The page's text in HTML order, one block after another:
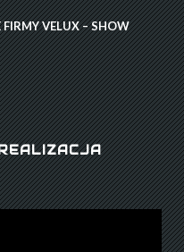
VELUX – SHOW